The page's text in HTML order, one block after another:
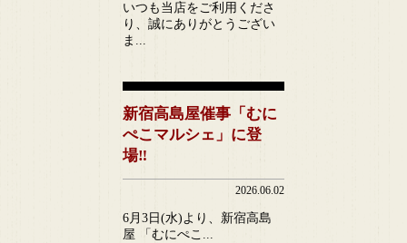
いつも当店をご利用くださ
り、誠にありがとうござい
ま...
新宿高島屋催事「むに
ぺこマルシェ」に登
場‼
2026.06.02
6月3日(水)より、新宿高島
屋 「むにぺこ...